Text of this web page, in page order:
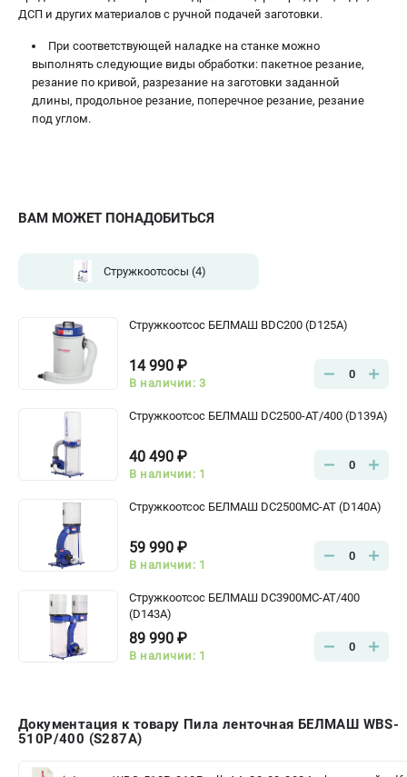
ВАМ МОЖЕТ ПОНАДОБИТЬСЯ
Стружкоотсосы (4)
Стружкоотсос БЕЛМАШ BDC200 (D125A)
14 990 ₽
В наличии: 3
0
Стружкоотсос БЕЛМАШ DC2500-AT/400 (D139A)
40 490 ₽
В наличии: 1
0
Стружкоотсос БЕЛМАШ DC2500MC-AT (D140A)
59 990 ₽
В наличии: 1
0
Стружкоотсос БЕЛМАШ DC3900MC-AT/400
(D143A)
89 990 ₽
В наличии: 1
0
ДСП и других материалов с ручной подачей заготовки.
При соответствующей наладке на станке можно
выполнять следующие виды обработки: пакетное резание,
резание по кривой, разрезание на заготовки заданной
длины, продольное резание, поперечное резание, резание
под углом.
Документация к товару Пила ленточная БЕЛМАШ WBS-
510P/400 (S287A)